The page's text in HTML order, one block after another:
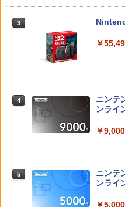
キ ツ
￥7,900
回外付
5
【当店
【中古
ード
ョン5
段階高
PS5
特許取
リーク
PS5
◇ALW-
ーショ
スタン
￥1,480
5
o
グケー
ブルー
￥1,280
￥1,412
【中古
ニモ
u-ray]
￥1,494
3
￥
4
ニンテ
ンライ
￥9,000
5
ニンテ
ンライ
￥5,000